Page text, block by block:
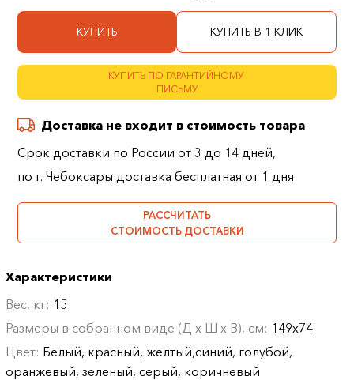
КУПИТЬ КУПИТЬ В 1 КЛИК
КУПИТЬ ПО ГАРАНТИЙНОМУ
ПИСЬМУ
Доставка не входит в стоимость товара
Срок доставки по России от 3 до 14 дней,
по г. Чебоксары доставка бесплатная от 1 дня
РАССЧИТАТЬ
СТОИМОСТЬ ДОСТАВКИ
Характеристики
Вес, кг: 15
Размеры в собранном виде (Д х Ш х В), см: 149х74
Цвет: Белый, красный, желтый,синий, голубой,
оранжевый, зеленый, серый, коричневый